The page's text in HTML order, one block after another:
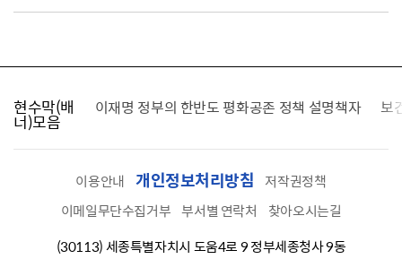
현수막(배
너)모음
찾습니다 이재명 정부의 한반도 평화공존 정책 설명책자 보
이용안내 개인정보처리방침
저작권정책
이메일무단수집거부 부서별 연락처
찾아오시는길
(30113) 세종특별자치시 도움4로 9 정부세종청사 9동